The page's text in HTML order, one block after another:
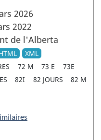
2026
2022
de l'Alberta
XML
72 M 73 E
73E
82I 82 JOURS
82 M